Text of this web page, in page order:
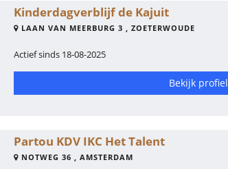
Kinderdagverblijf de Kajuit
LAAN VAN MEERBURG 3 , ZOETERWOUDE
Actief sinds 18-08-2025
Bekijk profiel
Partou KDV IKC Het Talent
NOTWEG 36 , AMSTERDAM